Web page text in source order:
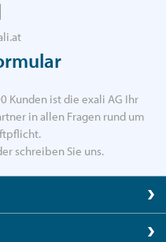
Kunden ist die exali AG Ihr
in allen Fragen rund um
schreiben Sie uns.